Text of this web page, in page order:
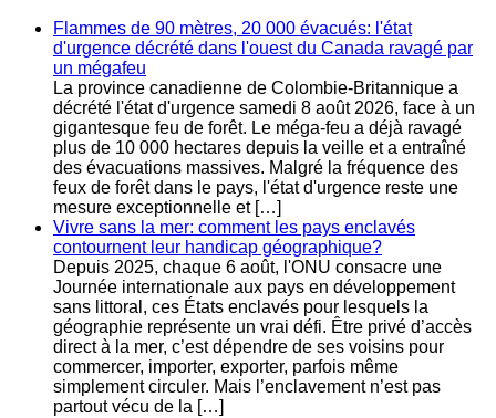
Flammes de 90 mètres, 20 000 évacués: l'état
d'urgence décrété dans l'ouest du Canada ravagé par
un mégafeu
La province canadienne de Colombie-Britannique a
décrété l'état d'urgence samedi 8 août 2026, face à un
gigantesque feu de forêt. Le méga-feu a déjà ravagé
plus de 10 000 hectares depuis la veille et a entraîné
des évacuations massives. Malgré la fréquence des
feux de forêt dans le pays, l'état d'urgence reste une
mesure exceptionnelle et […]
Vivre sans la mer: comment les pays enclavés
contournent leur handicap géographique?
Depuis 2025, chaque 6 août, l'ONU consacre une
Journée internationale aux pays en développement
sans littoral, ces États enclavés pour lesquels la
géographie représente un vrai défi. Être privé d’accès
direct à la mer, c’est dépendre de ses voisins pour
commercer, importer, exporter, parfois même
simplement circuler. Mais l’enclavement n’est pas
partout vécu de la […]